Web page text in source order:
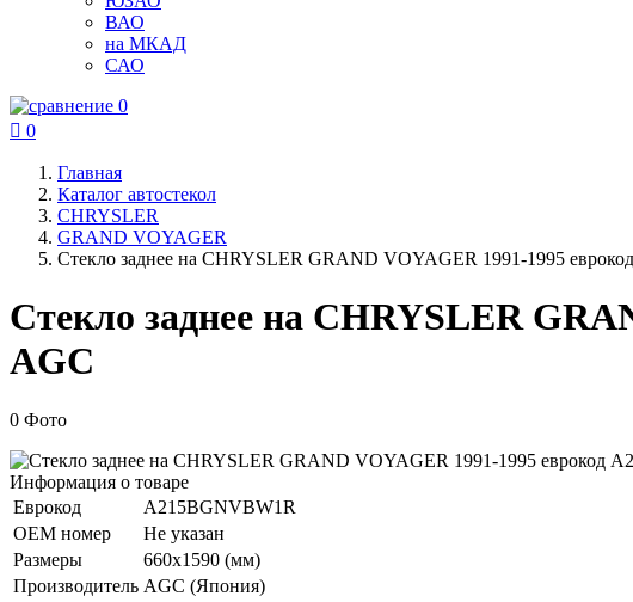
ВАО
на МКАД
САО
0
 0
Главная
Каталог автостекол
CHRYSLER
GRAND VOYAGER
Стекло заднее на CHRYSLER GRAND VOYAGER 1991-1995
Стекло заднее на CHRYSLER
AGC
0 Фото
Информация о товаре
Еврокод
A215BGNVBW1R
ОЕМ номер
Не указан
Размеры
660x1590 (мм)
Производитель AGC (Япония)